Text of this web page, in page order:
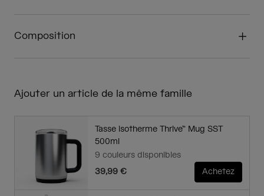
Composition
Ajouter un article de la même famille
Tasse isotherme Thrive™ Mug SST
500ml
9 couleurs disponibles
39,99 €
Achetez